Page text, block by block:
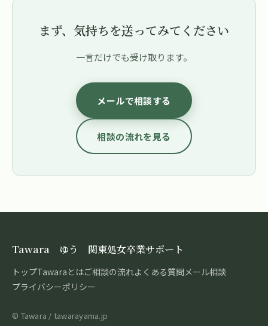
まず、気持ちを送ってみてください
一言だけでも受け取ります。
メールで相談する
相談の流れを見る
Tawara ゆう 関東処女卒業サポート
トップTawaraとはご相談の流れよくある質問メール相談
プライバシーポリシー
© Tawara / tawarayama.jp